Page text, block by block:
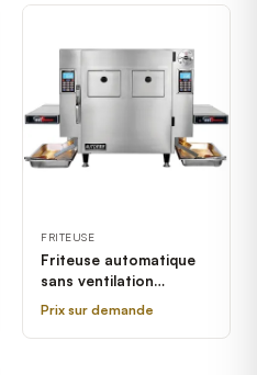
FRITEUSE
Friteuse automatique
sans ventilation
AutoFry MTI-40C
Prix sur demande